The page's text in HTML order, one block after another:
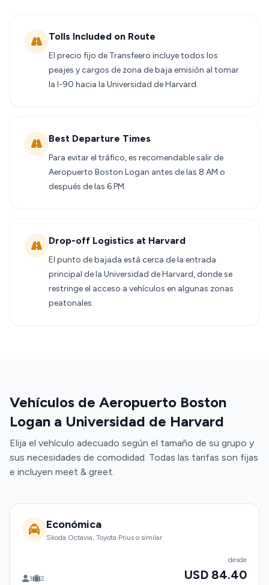
Tolls Included on Route
El precio fijo de Transfeero incluye todos los
peajes y cargos de zona de baja emisión al tomar
la I-90 hacia la Universidad de Harvard.
Best Departure Times
Para evitar el tráfico, es recomendable salir de
Aeropuerto Boston Logan antes de las 8 AM o
después de las 6 PM.
Drop-off Logistics at Harvard
El punto de bajada está cerca de la entrada
principal de la Universidad de Harvard, donde se
restringe el acceso a vehículos en algunas zonas
peatonales.
Vehículos de Aeropuerto Boston
Logan a Universidad de Harvard
Elija el vehículo adecuado según el tamaño de su grupo y
sus necesidades de comodidad. Todas las tarifas son fijas
e incluyen meet & greet.
Económica
Skoda Octavia, Toyota Prius o similar
3 2
desde
USD 84.40